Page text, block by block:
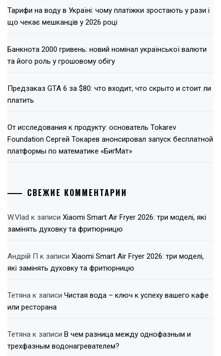
Тарифи на воду в Україні: чому платіжки зростають у рази і
що чекає мешканців у 2026 році
Банкнота 2000 гривень: новий номінал української валюти
та його роль у грошовому обігу
Предзаказ GTA 6 за $80: что входит, что скрыто и стоит ли
платить
От исследования к продукту: основатель Tokarev
Foundation Сергей Токарев анонсировал запуск бесплатной
платформы по математике «БигМат»
СВЕЖИЕ КОММЕНТАРИИ
W.Vlad к записи Xiaomi Smart Air Fryer 2026: три моделі, які
замінять духовку та фритюрницю
Андрій П к записи Xiaomi Smart Air Fryer 2026: три моделі,
які замінять духовку та фритюрницю
Тетяна к записи Чистая вода – ключ к успеху вашего кафе
или ресторана
Тетяна к записи В чем разница между однофазным и
трехфазным водонагревателем?